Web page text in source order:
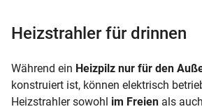
Heizstrahler für drinnen
Während ein Heizpilz nur für den
konstruiert ist, können elektrisch
Heizstrahler sowohl im Freien als